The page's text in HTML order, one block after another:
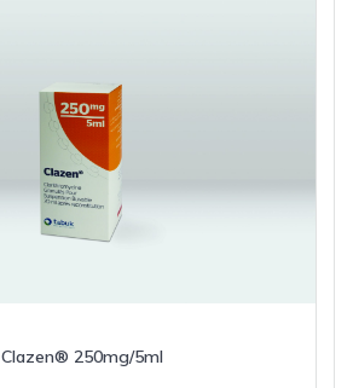
Clazen® 250mg/5ml